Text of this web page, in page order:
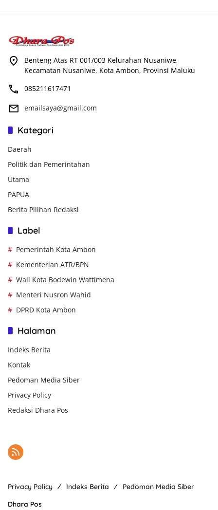
Benteng Atas RT 001/003 Kelurahan Nusaniwe,
Kecamatan Nusaniwe, Kota Ambon, Provinsi Maluku
085211617471
emailsaya@gmail.com
Kategori
Daerah
Politik dan Pemerintahan
Utama
PAPUA
Berita Pilihan Redaksi
Label
Pemerintah Kota Ambon
Kementerian ATR/BPN
Wali Kota Bodewin Wattimena
Menteri Nusron Wahid
DPRD Kota Ambon
Halaman
Indeks Berita
Kontak
Pedoman Media Siber
Privacy Policy
Redaksi Dhara Pos
Privacy Policy Indeks Berita
Pedoman Media Siber
Dhara Pos